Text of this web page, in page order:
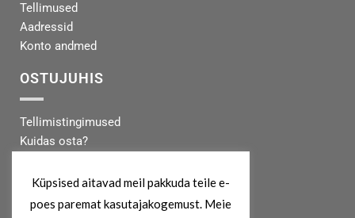
Tellimused
Aadressid
Konto andmed
OSTUJUHIS
Tellimistingimused
Kuidas osta?
Tarneinfo
MEIST
Küpsised aitavad meil pakkuda teile e-
poes paremat kasutajakogemust. Meie